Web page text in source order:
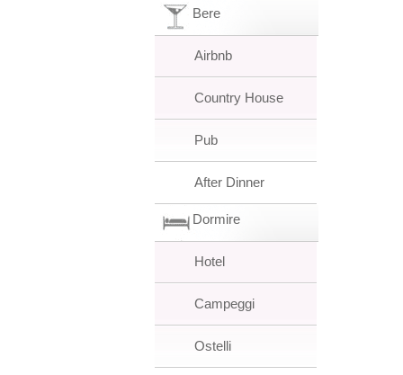
Bere
Airbnb
Country House
Pub
After Dinner
Dormire
Hotel
Campeggi
Ostelli